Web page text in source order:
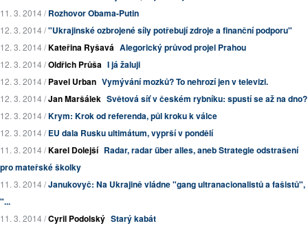
11. 3. 2014 /Rozhovor Obama-Putin
12. 3. 2014 /"Ukrajinské ozbrojené síly potřebují zdroje a finanční podporu"
12. 3. 2014 /Kateřina Ryšavá Alegorický průvod projel Prahou
12. 3. 2014 /Oldřich Průša I já žaluji
12. 3. 2014 /Pavel Urban Vymývání mozků? To nehrozí jen v televizi.
12. 3. 2014 /Jan Maršálek Světová síť v českém rybníku: spustí se až na dno?
12. 3. 2014 /Krym: Krok od referenda, půl kroku k válce
12. 3. 2014 /EU dala Rusku ultimátum, vyprší v pondělí
11. 3. 2014 /Karel Dolejší Radar, radar über alles, aneb Strategie odstrašení
pro mateřské školky
11. 3. 2014 /Janukovyč: Na Ukrajině vládne "gang ultranacionalistů a fašistů",
"...
11. 3. 2014 /Cyril Podolský Starý kabát